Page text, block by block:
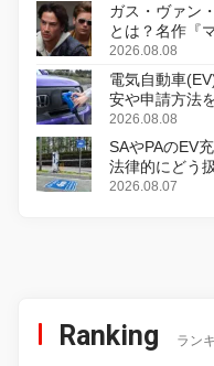
ガス・ヴァン
とは？名作『
初のデジタル
2026.08.08
電気自動車
安や申請方法
2026.08.08
SAやPAのEV
法律的にどう
2026.08.07
Ranking ラン